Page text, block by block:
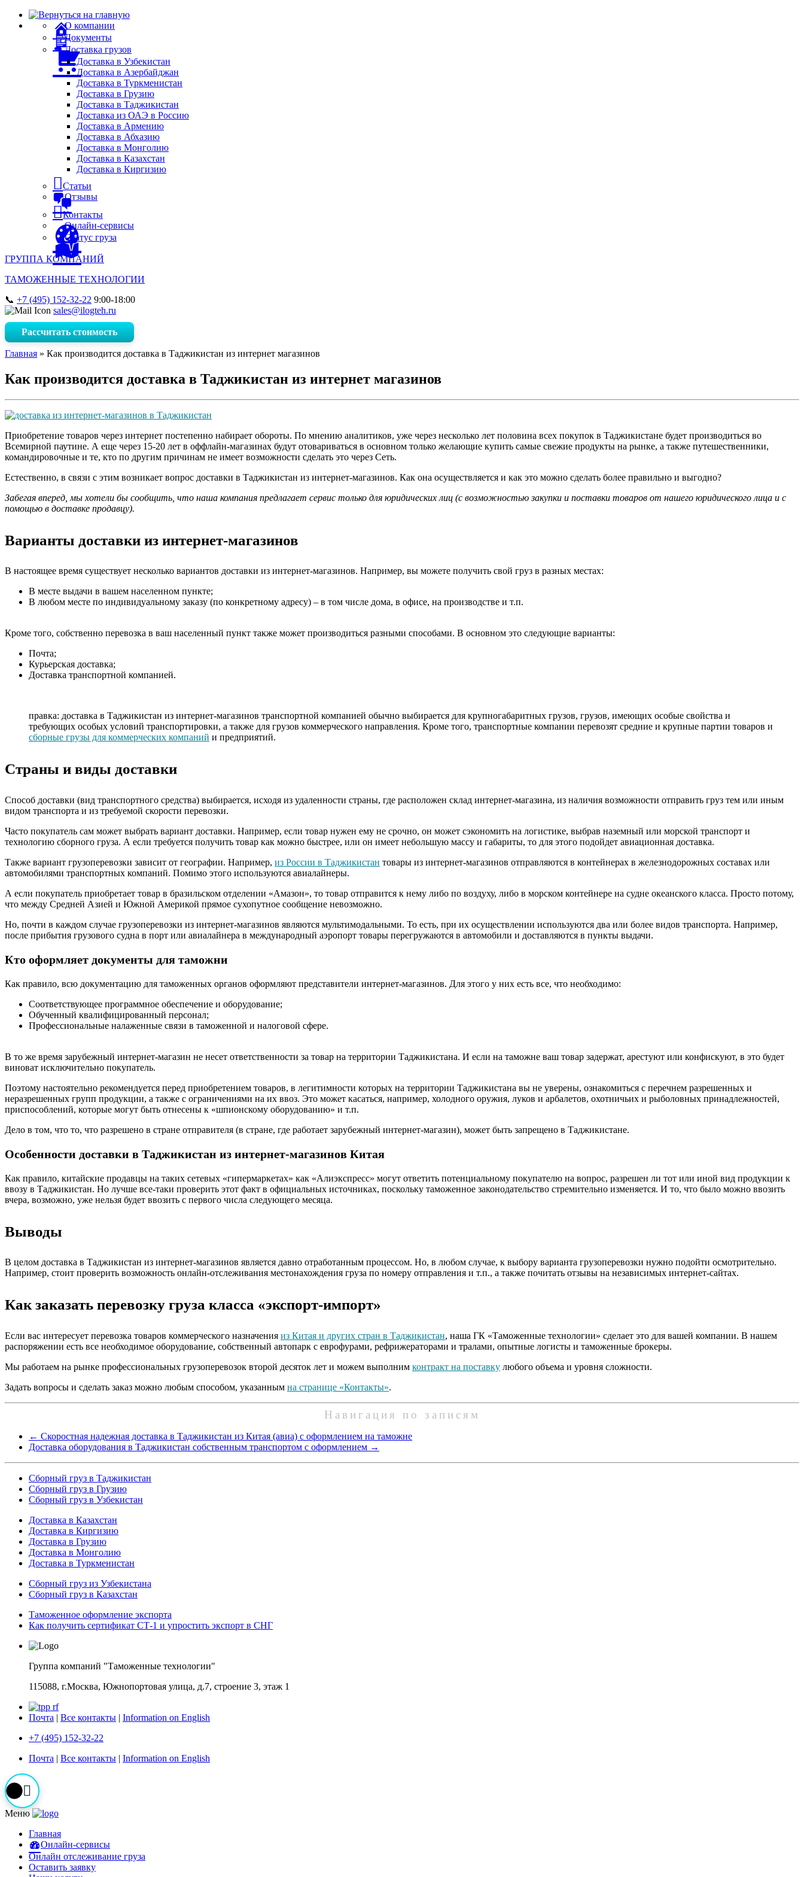
О компании
Документы
Доставка грузов
Доставка в Узбекистан
Доставка в Азербайджан
Доставка в Туркменистан
Доставка в Грузию
Доставка в Таджикистан
Доставка из ОАЭ в Россию
Доставка в Армению
Доставка в Абхазию
Доставка в Монголию
Доставка в Казахстан
Доставка в Киргизию
Статьи
Отзывы
Контакты
Онлайн-сервисы
Статус груза
ГРУППА КОМПАНИЙ
ТАМОЖЕННЫЕ ТЕХНОЛОГИИ
+7 (495) 152-32-22 9:00-18:00
sales@ilogteh.ru
Рассчитать стоимость
Главная » Как производится доставка в Таджикистан из интернет магазинов
Как производится доставка в Таджикистан из интернет магазинов
Приобретение товаров через интернет постепенно набирает обороты. По мнению аналитиков, уже через несколько лет половина всех покупок в Таджикистане будет производиться во
Всемирной паутине. А еще через 15-20 лет в оффлайн-магазинах будут отовариваться в основном только желающие купить самые свежие продукты на рынке, а также путешественники,
командировочные и те, кто по другим причинам не имеет возможности сделать это через Сеть.
Естественно, в связи с этим возникает вопрос доставки в Таджикистан из интернет-магазинов. Как она осуществляется и как это можно сделать более правильно и выгодно?
Забегая вперед, мы хотели бы сообщить, что наша компания предлагает сервис только для юридических лиц (с возможностью закупки и поставки товаров от нашего юридического лица и с
помощью в доставке продавцу).
Варианты доставки из интернет-магазинов
В настоящее время существует несколько вариантов доставки из интернет-магазинов. Например, вы можете получить свой груз в разных местах:
В месте выдачи в вашем населенном пункте;
В любом месте по индивидуальному заказу (по конкретному адресу) – в том числе дома, в офисе, на производстве и т.п.
Кроме того, собственно перевозка в ваш населенный пункт также может производиться разными способами. В основном это следующие варианты:
Почта;
Курьерская доставка;
Доставка транспортной компанией.
правка: доставка в Таджикистан из интернет-магазинов транспортной компанией обычно выбирается для крупногабаритных грузов, грузов, имеющих особые свойства и
требующих особых условий транспортировки, а также для грузов коммерческого направления. Кроме того, транспортные компании перевозят средние и крупные партии товаров и
сборные грузы для коммерческих компаний и предприятий.
Страны и виды доставки
Способ доставки (вид транспортного средства) выбирается, исходя из удаленности страны, где расположен склад интернет-магазина, из наличия возможности отправить груз тем или иным
видом транспорта и из требуемой скорости перевозки.
Часто покупатель сам может выбрать вариант доставки. Например, если товар нужен ему не срочно, он может сэкономить на логистике, выбрав наземный или морской транспорт и
технологию сборного груза. А если требуется получить товар как можно быстрее, или он имеет небольшую массу и габариты, то для этого подойдет авиационная доставка.
Также вариант грузоперевозки зависит от географии. Например, из России в Таджикистан товары из интернет-магазинов отправляются в контейнерах в железнодорожных составах или
автомобилями транспортных компаний. Помимо этого используются авиалайнеры.
А если покупатель приобретает товар в бразильском отделении «Амазон», то товар отправится к нему либо по воздуху, либо в морском контейнере на судне океанского класса. Просто потому,
что между Средней Азией и Южной Америкой прямое сухопутное сообщение невозможно.
Но, почти в каждом случае грузоперевозки из интернет-магазинов являются мультимодальными. То есть, при их осуществлении используются два или более видов транспорта. Например,
после прибытия грузового судна в порт или авиалайнера в международный аэропорт товары перегружаются в автомобили и доставляются в пункты выдачи.
Кто оформляет документы для таможни
Как правило, всю документацию для таможенных органов оформляют представители интернет-магазинов. Для этого у них есть все, что необходимо:
Соответствующее программное обеспечение и оборудование;
Обученный квалифицированный персонал;
Профессиональные налаженные связи в таможенной и налоговой сфере.
В то же время зарубежный интернет-магазин не несет ответственности за товар на территории Таджикистана. И если на таможне ваш товар задержат, арестуют или конфискуют, в это будет
виноват исключительно покупатель.
Поэтому настоятельно рекомендуется перед приобретением товаров, в легитимности которых на территории Таджикистана вы не уверены, ознакомиться с перечнем разрешенных и
неразрешенных групп продукции, а также с ограничениями на их ввоз. Это может касаться, например, холодного оружия, луков и арбалетов, охотничьих и рыболовных принадлежностей,
приспособлений, которые могут быть отнесены к «шпионскому оборудованию» и т.п.
Дело в том, что то, что разрешено в стране отправителя (в стране, где работает зарубежный интернет-магазин), может быть запрещено в Таджикистане.
Особенности доставки в Таджикистан из интернет-магазинов Китая
Как правило, китайские продавцы на таких сетевых «гипермаркетах» как «Алиэкспресс» могут ответить потенциальному покупателю на вопрос, разрешен ли тот или иной вид продукции к
ввозу в Таджикистан. Но лучше все-таки проверить этот факт в официальных источниках, поскольку таможенное законодательство стремительно изменяется. И то, что было можно ввозить
вчера, возможно, уже нельзя будет ввозить с первого числа следующего месяца.
Выводы
В целом доставка в Таджикистан из интернет-магазинов является давно отработанным процессом. Но, в любом случае, к выбору варианта грузоперевозки нужно подойти осмотрительно.
Например, стоит проверить возможность онлайн-отслеживания местонахождения груза по номеру отправления и т.п., а также почитать отзывы на независимых интернет-сайтах.
Как заказать перевозку груза класса «экспорт-импорт»
Если вас интересует перевозка товаров коммерческого назначения из Китая и других стран в Таджикистан, наша ГК «Таможенные технологии» сделает это для вашей компании. В нашем
распоряжении есть все необходимое оборудование, собственный автопарк с еврофурами, рефрижераторами и тралами, опытные логисты и таможенные брокеры.
Мы работаем на рынке профессиональных грузоперевозок второй десяток лет и можем выполним контракт на поставку любого объема и уровня сложности.
Задать вопросы и сделать заказ можно любым способом, указанным на странице «Контакты».
Навигация по записям
← Скоростная надежная доставка в Таджикистан из Китая (авиа) с оформлением на таможне
Доставка оборудования в Таджикистан собственным транспортом с оформлением →
Сборный груз в Таджикистан
Сборный груз в Грузию
Сборный груз в Узбекистан
Доставка в Казахстан
Доставка в Киргизию
Доставка в Грузию
Доставка в Монголию
Доставка в Туркменистан
Cборный груз из Узбекистана
Сборный груз в Казахстан
Таможенное оформление экспорта
Как получить сертификат СТ-1 и упростить экспорт в СНГ
Группа компаний "Таможенные технологии"
115088, г.Москва, Южнопортовая улица, д.7, строение 3, этаж 1
Почта | Все контакты | Information on English
+7 (495) 152-32-22
Почта | Все контакты | Information on English
Меню
Главная
Онлайн-сервисы
Онлайн отслеживание груза
Оставить заявку